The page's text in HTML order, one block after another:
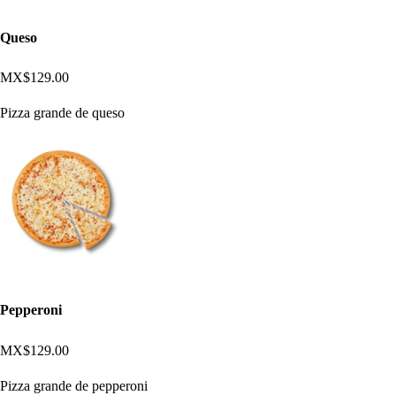
Queso
MX$129.00
Pizza grande de queso
Pepperoni
MX$129.00
Pizza grande de pepperoni